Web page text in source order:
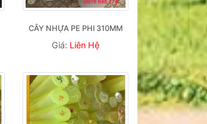
CÂY NHỰA PE PHI 310MM
Giá: Liên Hệ